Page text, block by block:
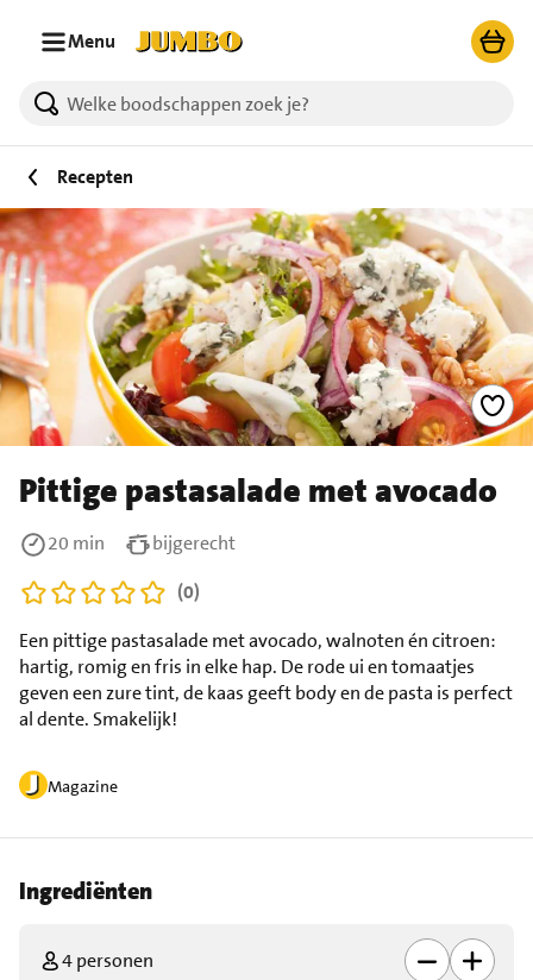
Menu
Recepten
Pittige pastasalade met avocado
Magazine
Een pittige pastasalade met avocado, walnoten én citroen:
hartig, romig en fris in elke hap. De rode ui en tomaatjes
geven een zure tint, de kaas geeft body en de pasta is perfect
al dente. Smakelijk!
20 min
bijgerecht
(0)
Ingrediënten
4 personen